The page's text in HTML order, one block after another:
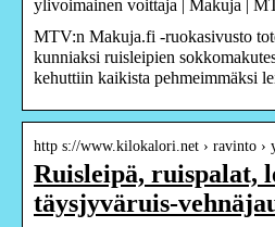
ylivoimainen voittaja | Makuja |
MTV:n Makuja.fi -ruokasivusto
kunniaksi ruisleipien
kehuttiin kaikista pehmeimmäksi
http s://www.kilokalori.net › ravinto ›
Ruisleipä, ruispalat,
täysjyväruis-